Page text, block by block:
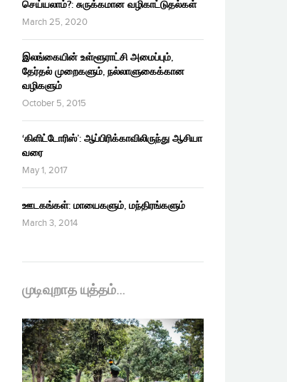
செய்யலாம்?: சுருக்கமான வழிகாட்டுதல்கள்
March 25, 2020
இலங்கையின் உள்ளூராட்சி அமைப்பும்,
தேர்தல் முறைகளும், நல்லாளுகைக்கான
வழிகளும்
October 5, 2015
‘கிளிட்டோரிஸ்’: ஆப்பிரிக்காவிலிருந்து ஆசியா
வரை
May 1, 2017
ஊடகங்கள்: மாயைகளும், மந்திரங்களும்
March 3, 2014
முடிவுறாத யுத்தம்…